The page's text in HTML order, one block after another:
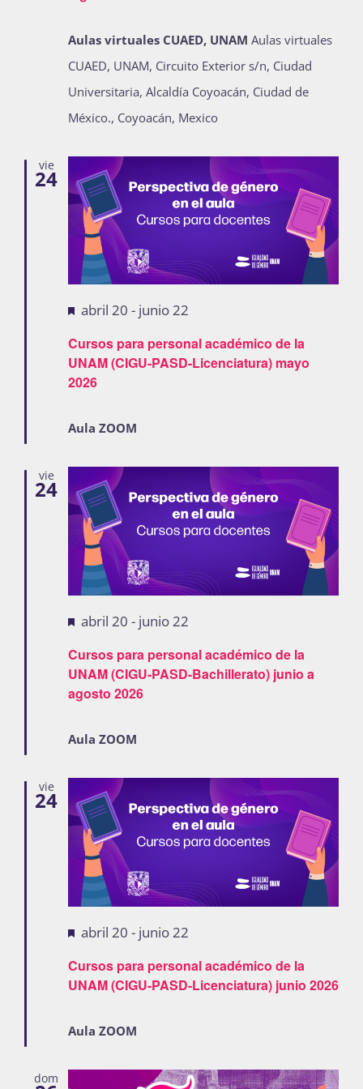
Bienvenida generación 2027-1
Aulas virtuales CUAED, UNAM Aulas virtuales
CUAED, UNAM, Circuito Exterior s/n, Ciudad
Universitaria, Alcaldía Coyoacán, Ciudad de
México., Coyoacán, Mexico
vie
24
Cursos para personal académico de la
UNAM (CIGU-PASD-Licenciatura) mayo
2026
Destacadas
abril 20 - junio 22
Aula ZOOM
vie
24
Cursos para personal académico de la
UNAM (CIGU-PASD-Bachillerato) junio a
agosto 2026
Destacadas
abril 20 - junio 22
Aula ZOOM
vie
24
Cursos para personal académico de la
UNAM (CIGU-PASD-Licenciatura) junio 2026
Destacadas
abril 20 - junio 22
Aula ZOOM
dom